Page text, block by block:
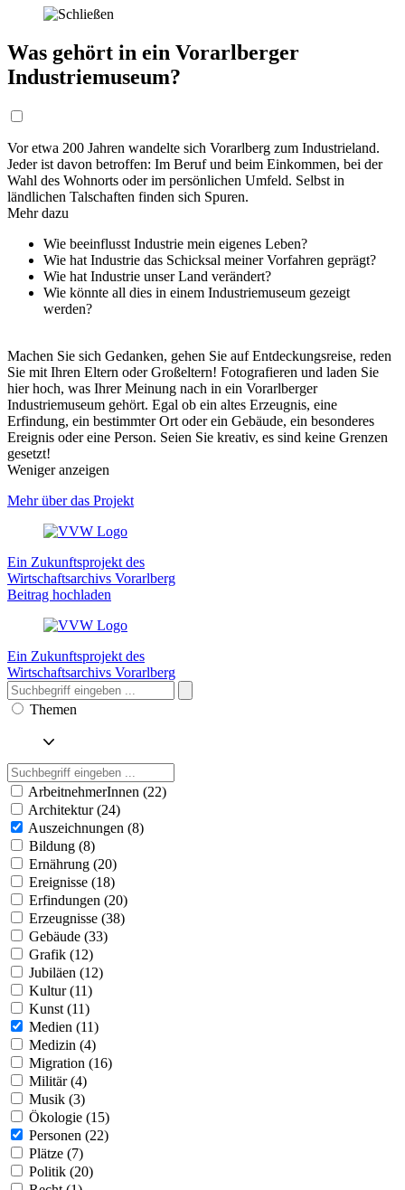
Was gehört in ein Vorarlberger
Industriemuseum?
Vor etwa 200 Jahren wandelte sich Vorarlberg zum Industrieland.
Jeder ist davon betroffen: Im Beruf und beim Einkommen, bei der
Wahl des Wohnorts oder im persönlichen Umfeld. Selbst in
ländlichen Talschaften finden sich Spuren.
Mehr dazu
Wie beeinflusst Industrie mein eigenes Leben?
Wie hat Industrie das Schicksal meiner Vorfahren geprägt?
Wie hat Industrie unser Land verändert?
Wie könnte all dies in einem Industriemuseum gezeigt
werden?
Machen Sie sich Gedanken, gehen Sie auf Entdeckungsreise, reden
Sie mit Ihren Eltern oder Großeltern! Fotografieren und laden Sie
hier hoch, was Ihrer Meinung nach in ein Vorarlberger
Industriemuseum gehört. Egal ob ein altes Erzeugnis, eine
Erfindung, ein bestimmter Ort oder ein Gebäude, ein besonderes
Ereignis oder eine Person. Seien Sie kreativ, es sind keine Grenzen
gesetzt!
Weniger anzeigen
Mehr über das Projekt
Ein Zukunftsprojekt des
Wirtschaftsarchivs Vorarlberg
Beitrag hochladen
Ein Zukunftsprojekt des
Wirtschaftsarchivs Vorarlberg
Themen
ArbeitnehmerInnen (22)
Architektur (24)
Auszeichnungen (8)
Bildung (8)
Ernährung (20)
Ereignisse (18)
Erfindungen (20)
Erzeugnisse (38)
Gebäude (33)
Grafik (12)
Jubiläen (12)
Kultur (11)
Kunst (11)
Medien (11)
Medizin (4)
Migration (16)
Militär (4)
Musik (3)
Ökologie (15)
Personen (22)
Plätze (7)
Politik (20)